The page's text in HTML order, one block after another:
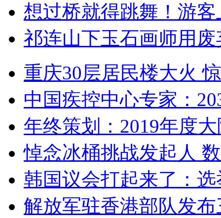
想过桥就得跳舞！游客
祁连山下玉石画师用
重庆30层居民楼大火
中国疾控中心专家：
年终策划：2019年度
悼念冰桶挑战发起人
韩国议会打起来了：
解放军驻香港部队发